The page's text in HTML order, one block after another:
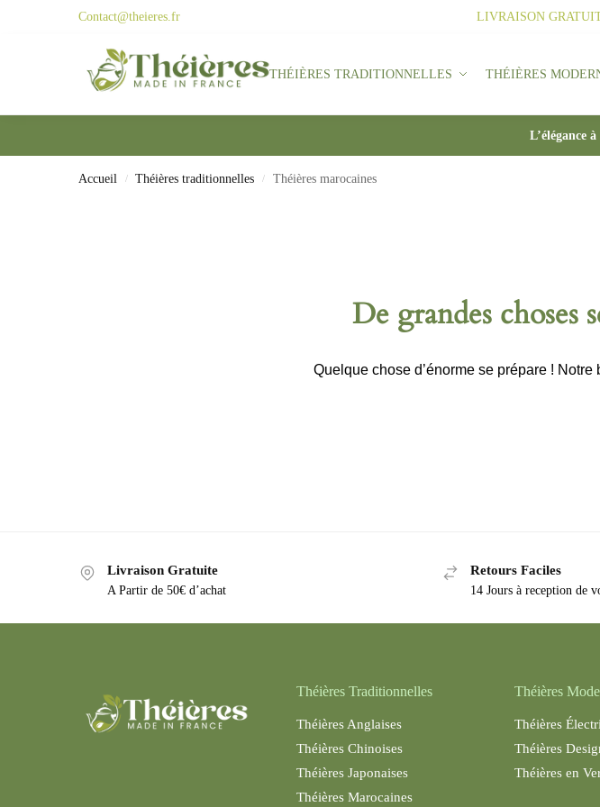
Contact@theieres.fr LIVRAISON
THÉIÈRES TRADITIONNELLES THÉIÈRES
Search
L’élégance
Accueil / Théières traditionnelles / Théières marocaines
De grandes choses
Quelque chose d’énorme se prépare !
Livraison Gratuite
A Partir de 50€ d’achat
Retours Faciles
14 Jours à reception de
Théières Traditionnelles
Théières Anglaises
Théières Chinoises
Théières Japonaises
Théières Marocaines
Théières
Théières
Théières
Théières en